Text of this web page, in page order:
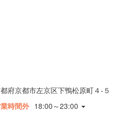
府京都市左京区下鴨松原町４-５
時間外 18:00～23:00